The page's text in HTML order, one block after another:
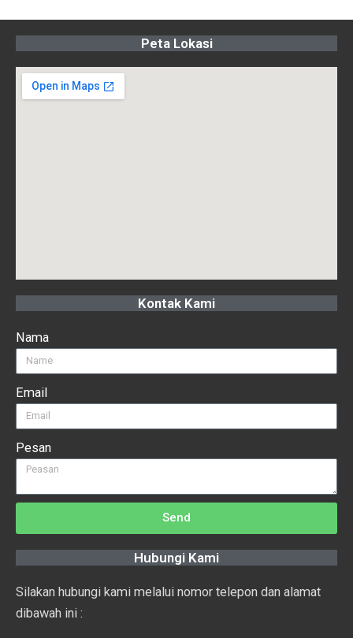
Peta Lokasi
Kontak Kami
Nama
Email
Pesan
Send
Hubungi Kami
Silakan hubungi kami melalui nomor telepon dan alamat
dibawah ini :